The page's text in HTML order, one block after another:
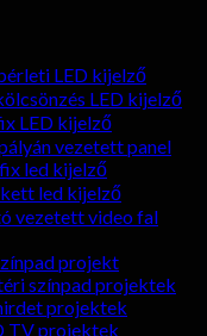
LED kijelző
LED kijelző
LED kijelző
vezetett panel
led kijelző
led kijelző
vezetett video fal
projekt
színpad projektek
projektek
TV projektek